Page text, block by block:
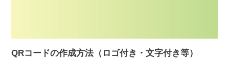
QRコードの作成方法（ロゴ付き・文字付き等）